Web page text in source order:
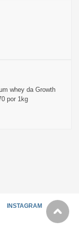
whey da Growth
por 1kg
INSTAGRAM